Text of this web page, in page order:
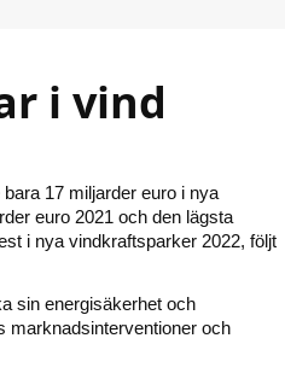
i vind
17 miljarder euro i nya
euro 2021 och den lägsta
i nya vindkraftsparker 2022, följt
sin energisäkerhet och
marknadsinterventioner och